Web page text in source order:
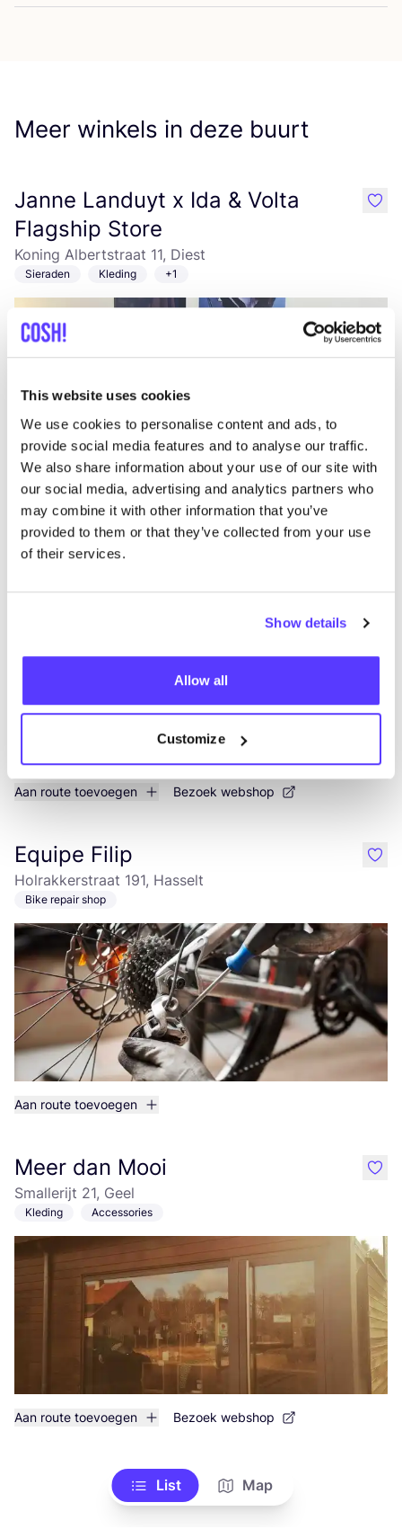
This website uses cookies
We use cookies to personalise content and ads, to
provide social media features and to analyse our traffic.
We also share information about your use of our site with
our social media, advertising and analytics partners who
may combine it with other information that you’ve
provided to them or that they’ve collected from your use
of their services.
Show details
Allow all
Customize
Meer winkels in deze buurt
Janne Landuyt x Ida & Volta
Flagship Store
Koning Albertstraat 11, Diest
Sieraden Kleding +1
Bezoek webshop
like
Muller
Aan route toevoegen Bezoek webshop
Equipe Filip
Holrakkerstraat 191, Hasselt
Bike repair shop
Aan route toevoegen
like
Meer dan Mooi
Smallerijt 21, Geel
Kleding Accessories
Aan route toevoegen Bezoek webshop
like
List Map